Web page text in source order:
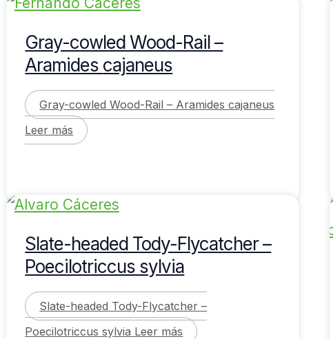
Gray-cowled Wood-Rail –
Aramides cajaneus
Gray-cowled Wood-Rail – Aramides cajaneus
Leer más
Slate-headed Tody-Flycatcher –
Poecilotriccus sylvia
Slate-headed Tody-Flycatcher –
Poecilotriccus sylvia Leer más